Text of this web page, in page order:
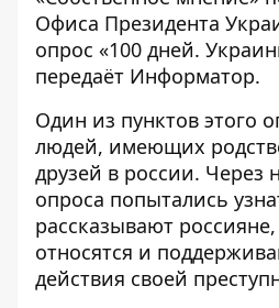
Офиса Президента
опрос «100 дней.
передаёт Информатор.
Один из пунктов этого
людей, имеющих
друзей в россии. Через
опроса попытались
рассказывают
относятся и
действия своей